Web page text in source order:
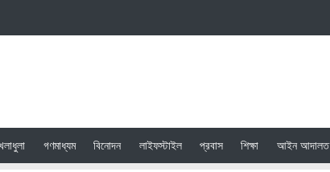
গণমাধ্যম বিনোদন লাইফস্টাইল প্রবাস শিক্ষা আইন আদালত